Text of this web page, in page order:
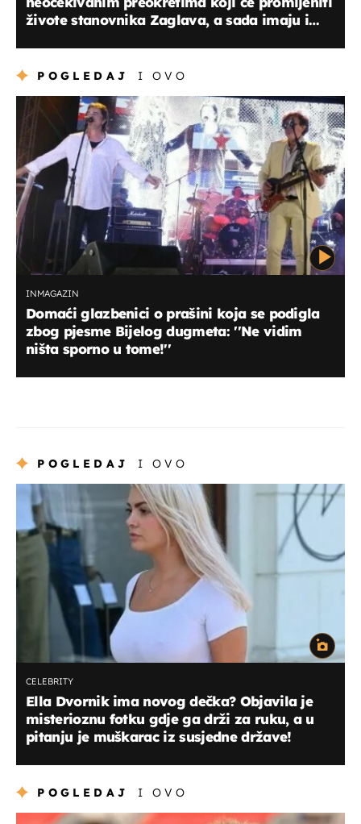
živote stanovnika Zaglava, a sada imaju i
POGLEDAJ I OVO
INMAGAZIN
Domaći glazbenici o prašini koja se podigla
zbog pjesme Bijelog dugmeta: ''Ne vidim
ništa sporno u tome!''
POGLEDAJ I OVO
CELEBRITY
Ella Dvornik ima novog dečka? Objavila je
misterioznu fotku gdje ga drži za ruku, a u
pitanju je muškarac iz susjedne države!
POGLEDAJ I OVO